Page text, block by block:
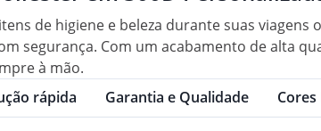
de higiene e beleza durante suas
segurança. Com um acabamento de alta
à mão.
rápida Garantia e Qualidade